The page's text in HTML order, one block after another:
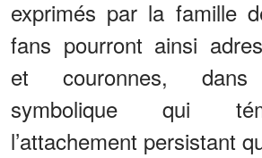
exprimés par la famille
fans pourront ainsi
et couronnes,
symbolique qui
l’attachement persistant